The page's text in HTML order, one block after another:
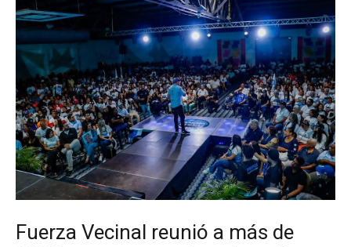
reconstruir
a
Venezuela
Fuerza Vecinal reunió a más de